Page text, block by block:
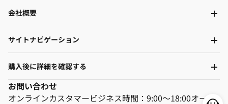
会社概要
サイトナビゲーション
購入後に詳細を確認する
お問い合わせ
オンラインカスタマービジネス時間：9:00～18:00オープ